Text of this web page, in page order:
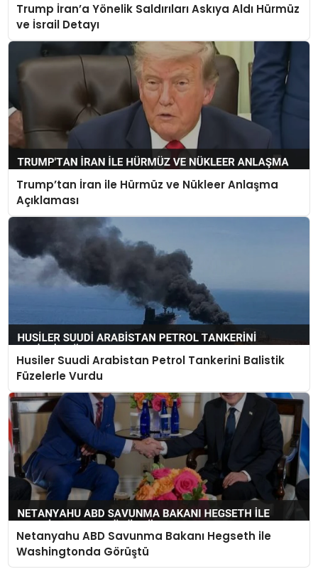
Trump İran’a Yönelik Saldırıları Askıya Aldı Hürmüz
ve İsrail Detayı
Trump’tan İran ile Hürmüz ve Nükleer Anlaşma
Açıklaması
Husiler Suudi Arabistan Petrol Tankerini Balistik
Füzelerle Vurdu
Netanyahu ABD Savunma Bakanı Hegseth ile
Washingtonda Görüştü